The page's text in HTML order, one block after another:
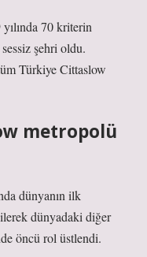
70 kriterin
şehri oldu.
Türkiye Cittaslow
metropolü
dünyanın ilk
dünyadaki diğer
öncü rol üstlendi.